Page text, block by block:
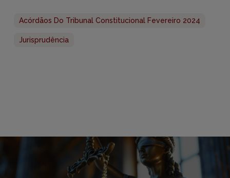
Acórdãos Do Tribunal Constitucional Fevereiro 2024
Jurisprudência